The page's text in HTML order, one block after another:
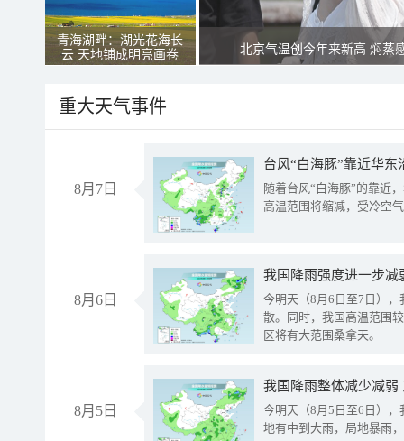
青海湖畔：湖光花海长
云 天地铺成明亮画卷
北京气温创今年来新高 焖蒸
重大天气事件
8月7日
台风“白海豚”靠近华
随着台风“白海豚”的靠近
高温范围将缩减，受冷空
8月6日
今明天（8月6日至7日）
散。同时，我国高温范围
区将有大范围桑拿天。
8月5日
我国降雨整体减少减弱
今明天（8月5日至6日）
地有中到大雨，局地暴雨